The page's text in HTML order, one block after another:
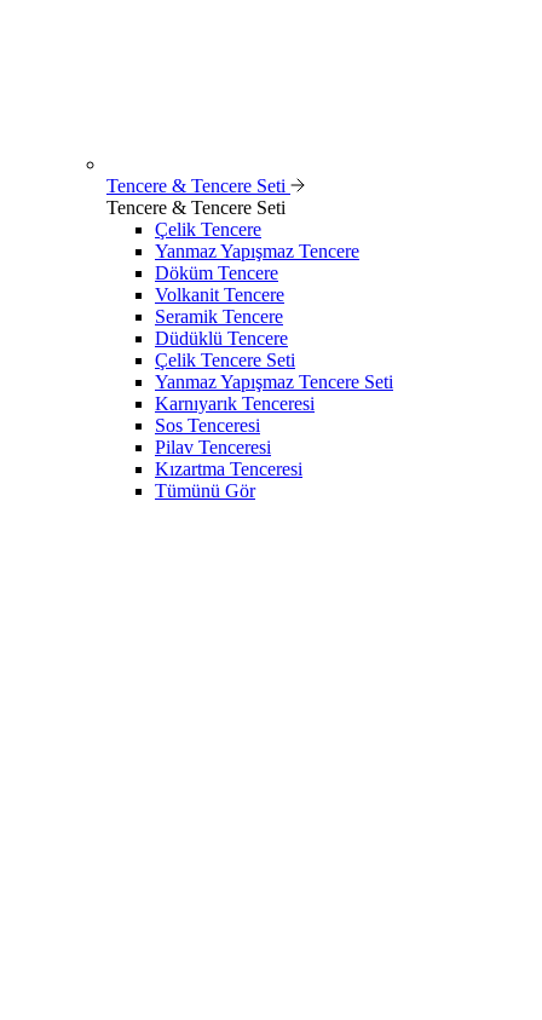
Tencere & Tencere Seti
Tencere & Tencere Seti
Çelik Tencere
Yanmaz Yapışmaz Tencere
Döküm Tencere
Volkanit Tencere
Seramik Tencere
Düdüklü Tencere
Çelik Tencere Seti
Yanmaz Yapışmaz Tencere Seti
Karnıyarık Tenceresi
Sos Tenceresi
Pilav Tenceresi
Kızartma Tenceresi
Tümünü Gör